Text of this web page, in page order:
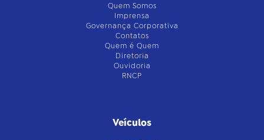
Quem Somos
Imprensa
Governança Corporativa
Contatos
Quem é Quem
Diretoria
Ouvidoria
RNCP
Veículos